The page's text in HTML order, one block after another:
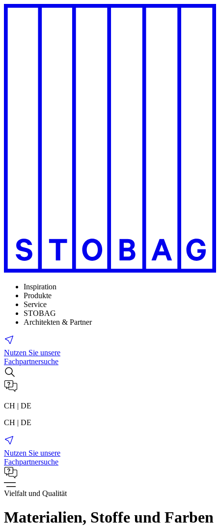
Inspiration
Produkte
Service
STOBAG
Architekten & Partner
Nutzen Sie unsere
Fachpartnersuche
CH | DE
CH | DE
Nutzen Sie unsere
Fachpartnersuche
Vielfalt und Qualität
Materialien, Stoffe und Farben